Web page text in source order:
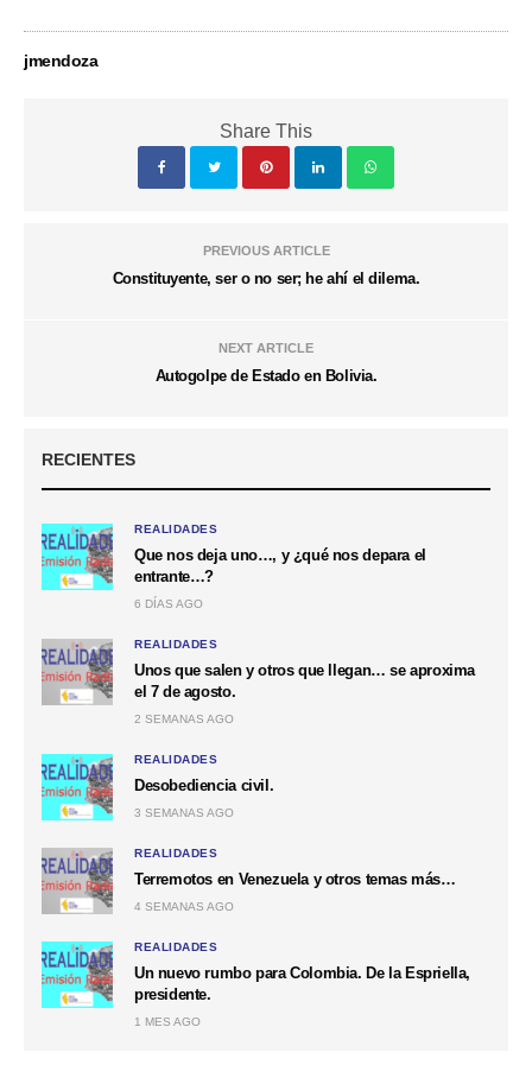
jmendoza
Share This
PREVIOUS ARTICLE
Constituyente, ser o no ser; he ahí el dilema.
NEXT ARTICLE
Autogolpe de Estado en Bolivia.
RECIENTES
REALIDADES
Que nos deja uno…, y ¿qué nos depara el
entrante…?
6 DÍAS AGO
REALIDADES
Unos que salen y otros que llegan… se aproxima
el 7 de agosto.
2 SEMANAS AGO
REALIDADES
Desobediencia civil.
3 SEMANAS AGO
REALIDADES
Terremotos en Venezuela y otros temas más…
4 SEMANAS AGO
REALIDADES
Un nuevo rumbo para Colombia. De la Espriella,
presidente.
1 MES AGO